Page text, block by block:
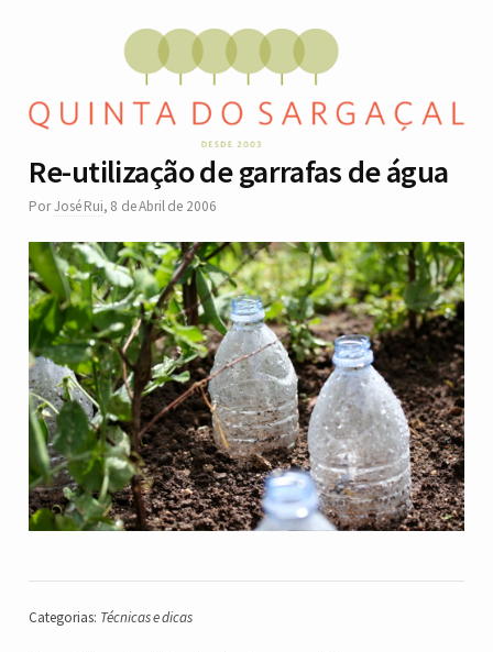
Re-utilização de garrafas de água
PorJosé Rui, 8 de Abril de 2006
Categorias: Técnicas e dicas